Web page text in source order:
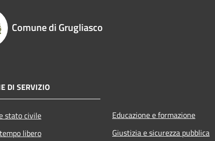
Comune di Grugliasco
DI SERVIZIO
stato civile
libero
Educazione e formazione
Giustizia e sicurezza pubblica